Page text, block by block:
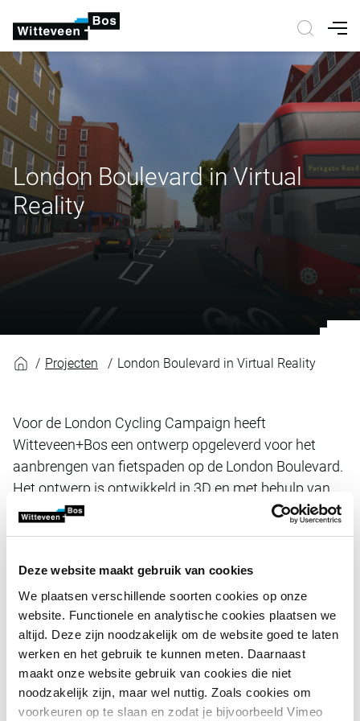
Deze website maakt gebruik van cookies
We plaatsen verschillende soorten cookies op onze
website. Functionele en analytische cookies plaatsen we
altijd. Deze zijn noodzakelijk om de website goed te laten
werken en het gebruik te kunnen meten. Daarnaast
maakt onze website gebruik van cookies die niet
noodzakelijk zijn, maar wel nuttig. Zoals cookies om
voorkeuren op te slaan en zodat je bijvoorbeeld Vimeo
London Boulevard in Virtual
Reality
Projecten London Boulevard in Virtual Reality
Voor de London Cycling Campaign heeft
Witteveen+Bos een ontwerp opgeleverd voor het
aanbrengen van fietspaden op de London Boulevard.
Het ontwerp is ontwikkeld in 3D en met behulp van
simulaties in Virtual Reality inzichtelijk en begrijpelijk
De London Boulevard wordt een 3,2 kilometer lange
verbinding tussen Oost en West-Londen en zal forensen
stimuleren te lopen of de fiets of het openbaar vervoer te
gebruiken. Nu komen op drukke kruispunten veel
ongevallen tussen motorvoertuigen en voetgangers en
fietsers voor. Daarom is het nieuwe ontwerp voorzien van